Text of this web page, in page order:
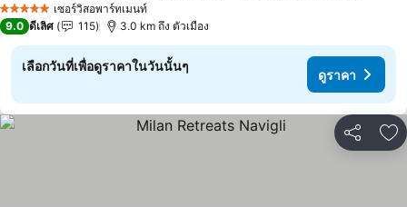
5 ดาว เซอร์วิสอพาร์ทเมนท์
9.0 ดีเลิศ 115 3.0 km ถึง ตัวเมือง
เลือกวันที่เพื่อดูราคาในวันนั้นๆ
ดูราคา
แชร์ เ